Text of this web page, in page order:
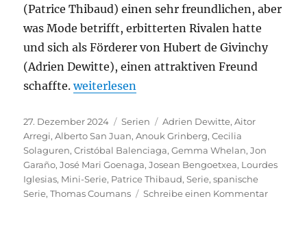
(Patrice Thibaud) einen sehr freundlichen, aber
was Mode betrifft, erbitterten Rivalen hatte
und sich als Förderer von Hubert de Givinchy
(Adrien Dewitte), einen attraktiven Freund
schaffte.„Cristóbal Balenciaga“
weiterlesen
Veröffentlicht
am
27. Dezember 2024 Kategorien
Serien Schlagwörter
Adrien Dewitte,Aitor
Arregi,Alberto San Juan,Anouk Grinberg,Cecilia
Solaguren,Cristóbal Balenciaga,Gemma Whelan,Jon
Garaño,José Mari Goenaga,Josean Bengoetxea, Lourdes
Iglesias, Mini-Serie, Patrice Thibaud,Serie,spanische
Serie,Thomas Coumans Schreibe einen Kommentarzu